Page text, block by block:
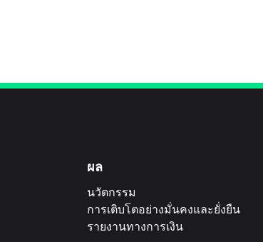
ผล
นวัตกรรม
การเติบโตอย่างมั่นคงและยั่งยืน
รายงานทางการเงิน